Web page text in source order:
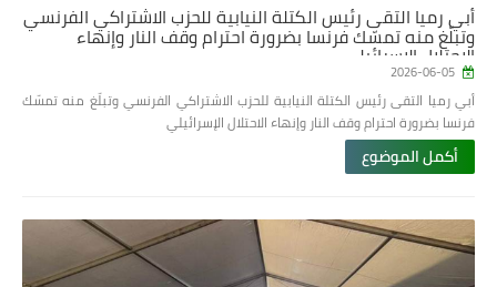
أبي رميا التقى رئيس الكتلة النيابية للحزب الاشتراكي الفرنسي
وتبلّغ منه تمسّك فرنسا بضرورة احترام وقف النار وإنهاء
الاحتلال الإسرائيلي
أبي رميا التقى رئيس الكتلة النيابية للحزب الاشتراكي الفرنسي وتبلّغ منه تمسّك
فرنسا بضرورة احترام وقف النار وإنهاء الاحتلال الإسرائيلي
أكمل الموضوع